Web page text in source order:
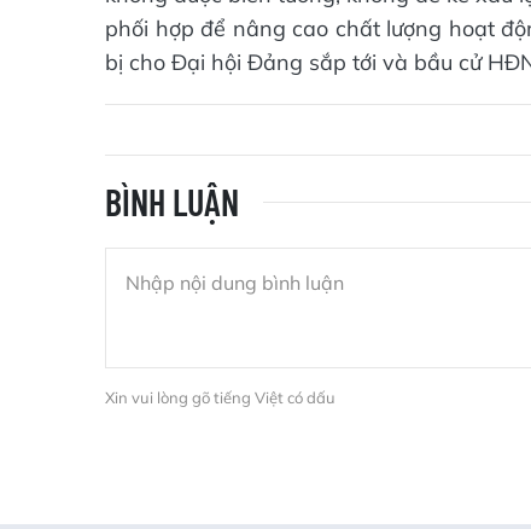
phối hợp để nâng cao chất lượng hoạt
bị cho Đại hội Đảng sắp tới và bầu cử
BÌNH LUẬN
Xin vui lòng gõ tiếng Việt có dấu